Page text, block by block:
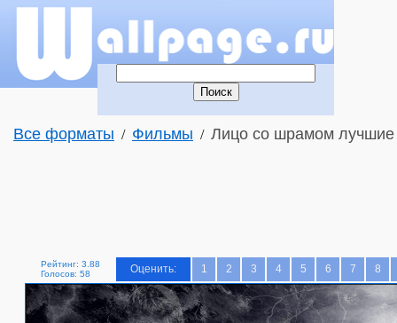
Все форматы / Фильмы / Лицо со шрамом лучшие
Рейтинг: 3.88
Голосов: 58
Оценить: 1 2 3 4 5 6 7 8